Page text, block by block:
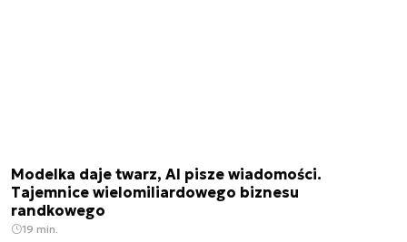
Modelka daje twarz, AI pisze wiadomości.
Tajemnice wielomiliardowego biznesu
randkowego
19 min.